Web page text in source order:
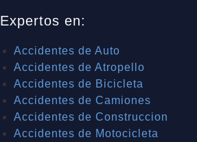
Expertos en:
Accidentes de Auto
Accidentes de Atropello
Accidentes de Bicicleta
Accidentes de Camiones
Accidentes de Construccion
Accidentes de Motocicleta